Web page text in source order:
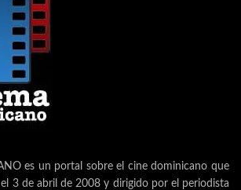
es un portal sobre el cine dominicano que
3 de abril de 2008 y dirigido por el periodista